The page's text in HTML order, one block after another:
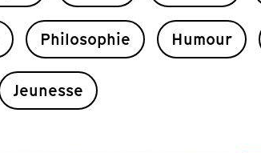
Philosophie Humour
Jeunesse